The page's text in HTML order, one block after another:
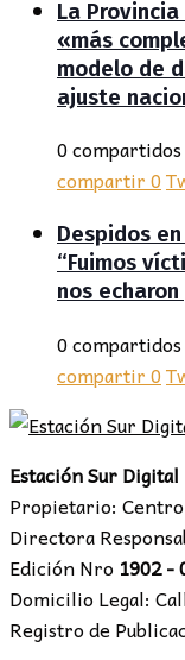
La
«más
modelo de
ajuste
0 compartidos
compartir0
Despidos
“Fuimos
nos
0 compartidos
compartir0
Estación Sur Digital
Propietario:
Directora
Edición Nro 1902 -
Domicilio Legal:
Registro de